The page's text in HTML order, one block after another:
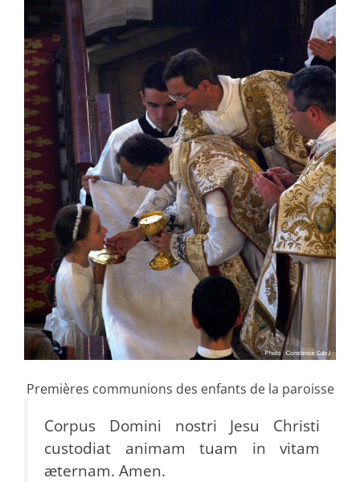
Premières communions des enfants de la paroisse
Corpus Domini nostri Jesu Christi
custodiat animam tuam in vitam
æternam. Amen.